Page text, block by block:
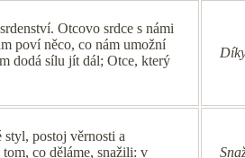
Otcovo srdce s námi
poví něco, co nám umožní
dodá sílu jít dál; Otce, který
styl, postoj věrnosti a
co děláme, snažili: v